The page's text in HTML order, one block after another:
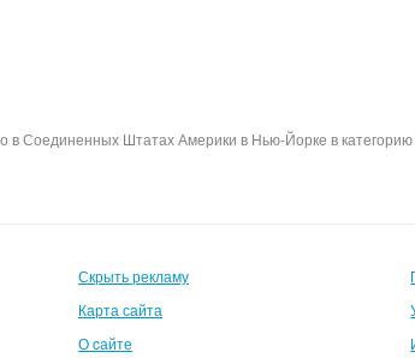
в Соединенных Штатах Америки в Нью-Йорке в
Скрыть рекламу
Карта сайта
О cайте